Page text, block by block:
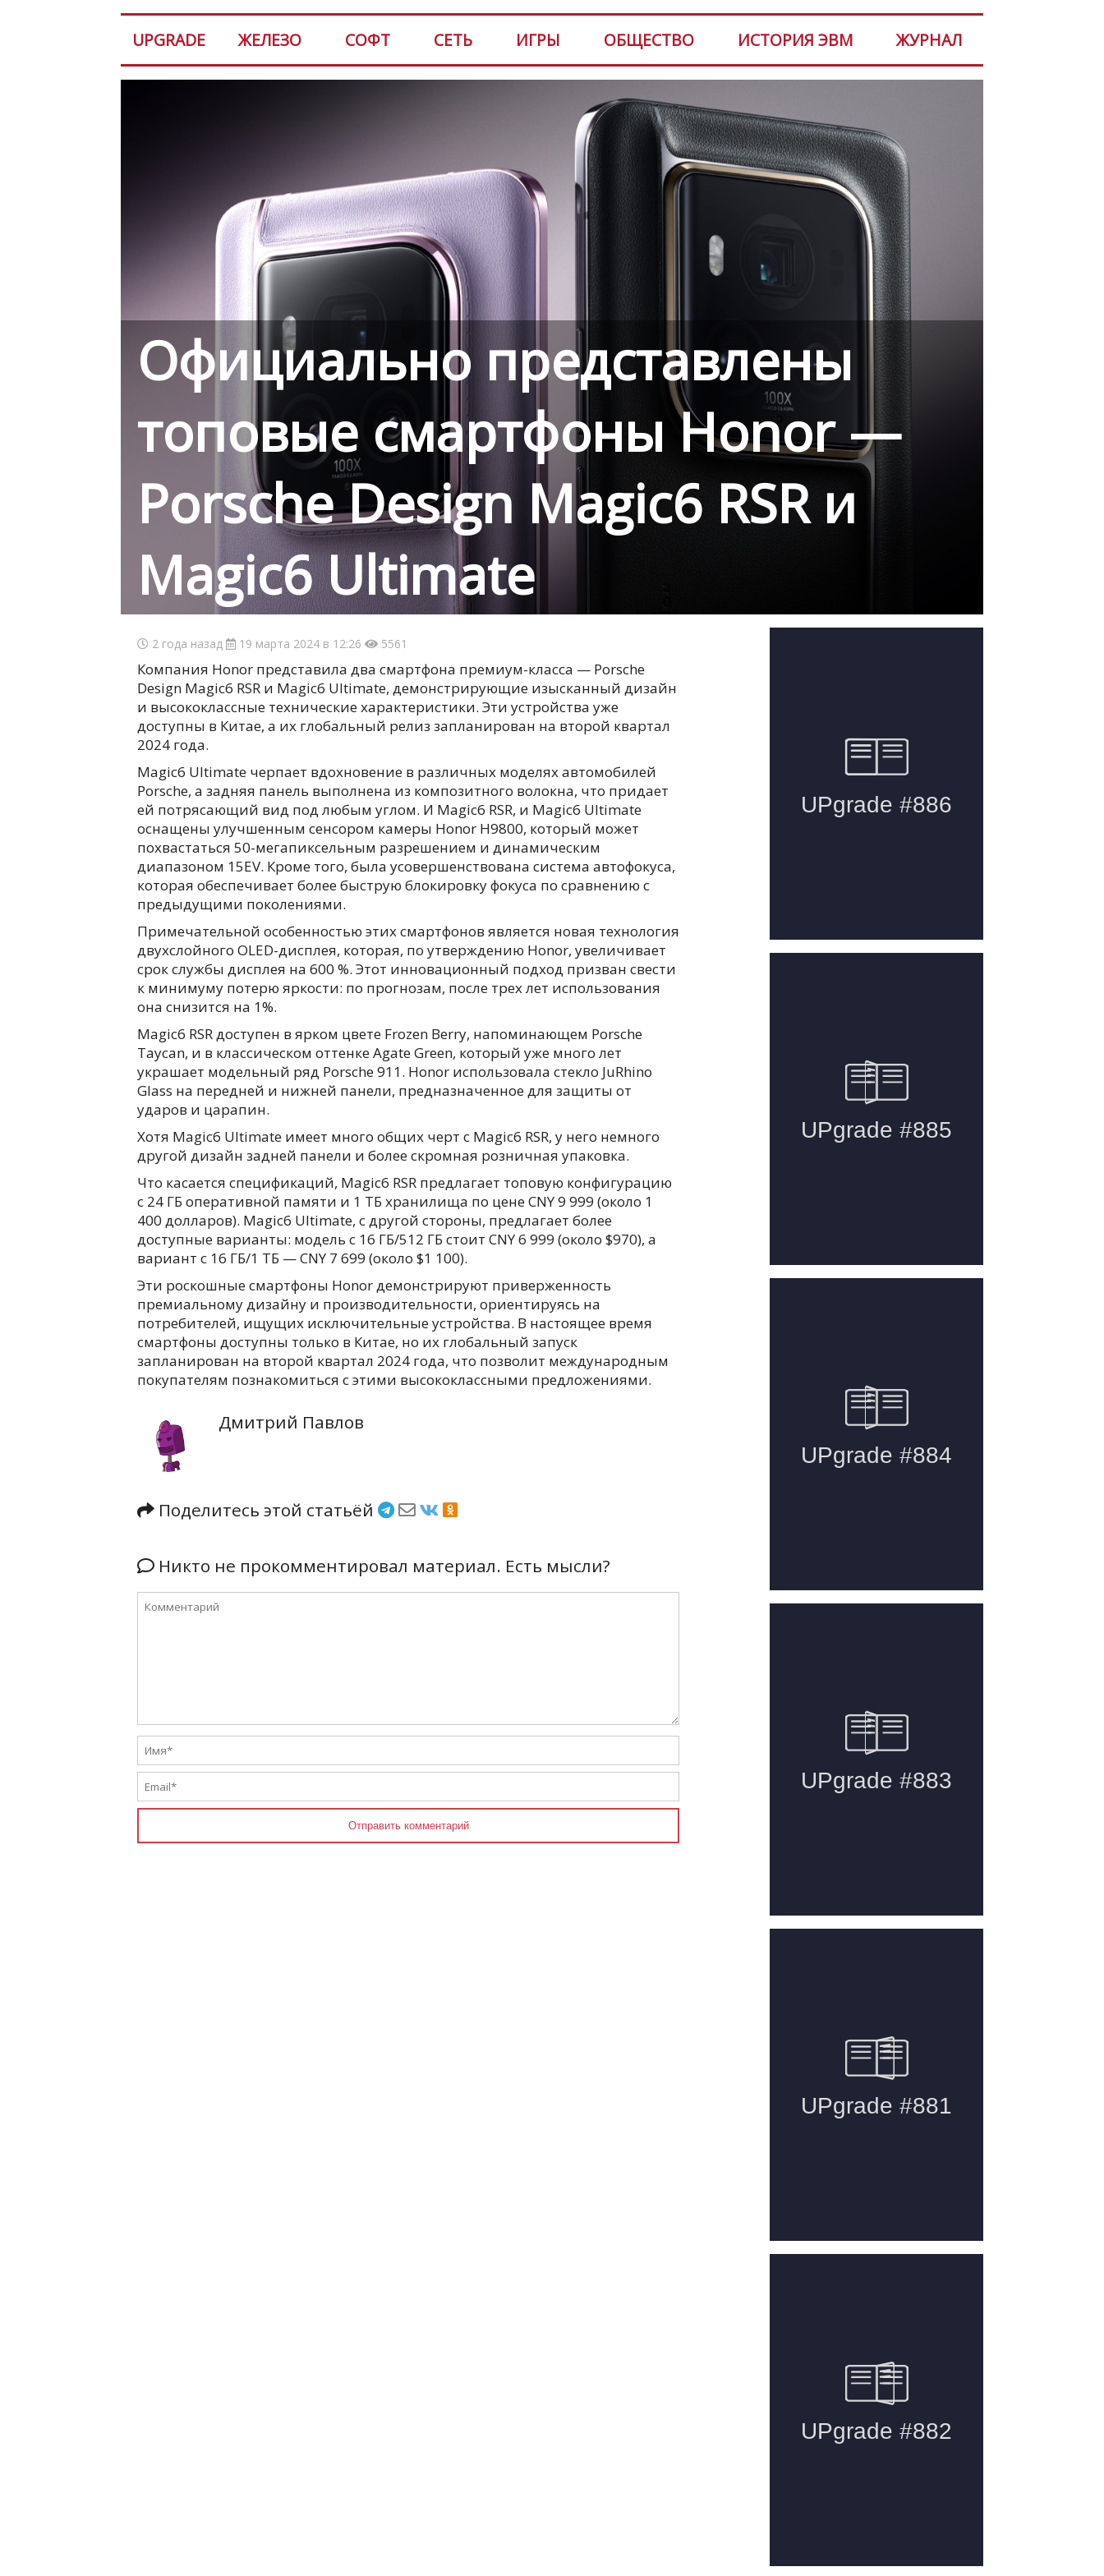
UPGRADE ЖЕЛЕЗО СОФТ СЕТЬ ИГРЫ ОБЩЕСТВО ИСТОРИЯ ЭВМ ЖУРНАЛ
Официально представлены
топовые смартфоны Honor —
Porsche Design Magic6 RSR и
Magic6 Ultimate
2 года назад 19 марта 2024 в 12:26 5561
Компания Honor представила два смартфона премиум-класса — Porsche
Design Magic6 RSR и Magic6 Ultimate, демонстрирующие изысканный дизайн
и высококлассные технические характеристики. Эти устройства уже
доступны в Китае, а их глобальный релиз запланирован на второй квартал
2024 года.
Magic6 Ultimate черпает вдохновение в различных моделях автомобилей
Porsche, а задняя панель выполнена из композитного волокна, что придает
ей потрясающий вид под любым углом. И Magic6 RSR, и Magic6 Ultimate
оснащены улучшенным сенсором камеры Honor H9800, который может
похвастаться 50-мегапиксельным разрешением и динамическим
диапазоном 15EV. Кроме того, была усовершенствована система автофокуса,
которая обеспечивает более быструю блокировку фокуса по сравнению с
предыдущими поколениями.
Примечательной особенностью этих смартфонов является новая технология
двухслойного OLED-дисплея, которая, по утверждению Honor, увеличивает
срок службы дисплея на 600 %. Этот инновационный подход призван свести
к минимуму потерю яркости: по прогнозам, после трех лет использования
она снизится на 1%.
Magic6 RSR доступен в ярком цвете Frozen Berry, напоминающем Porsche
Taycan, и в классическом оттенке Agate Green, который уже много лет
украшает модельный ряд Porsche 911. Honor использовала стекло JuRhino
Glass на передней и нижней панели, предназначенное для защиты от
ударов и царапин.
Хотя Magic6 Ultimate имеет много общих черт с Magic6 RSR, у него немного
другой дизайн задней панели и более скромная розничная упаковка.
Что касается спецификаций, Magic6 RSR предлагает топовую конфигурацию
с 24 ГБ оперативной памяти и 1 ТБ хранилища по цене CNY 9 999 (около 1
400 долларов). Magic6 Ultimate, с другой стороны, предлагает более
доступные варианты: модель с 16 ГБ/512 ГБ стоит CNY 6 999 (около $970), а
вариант с 16 ГБ/1 ТБ — CNY 7 699 (около $1 100).
Эти роскошные смартфоны Honor демонстрируют приверженность
премиальному дизайну и производительности, ориентируясь на
потребителей, ищущих исключительные устройства. В настоящее время
смартфоны доступны только в Китае, но их глобальный запуск
запланирован на второй квартал 2024 года, что позволит международным
покупателям познакомиться с этими высококлассными предложениями.
Дмитрий Павлов
Поделитесь этой статьёй
Никто не прокомментировал материал. Есть мысли?